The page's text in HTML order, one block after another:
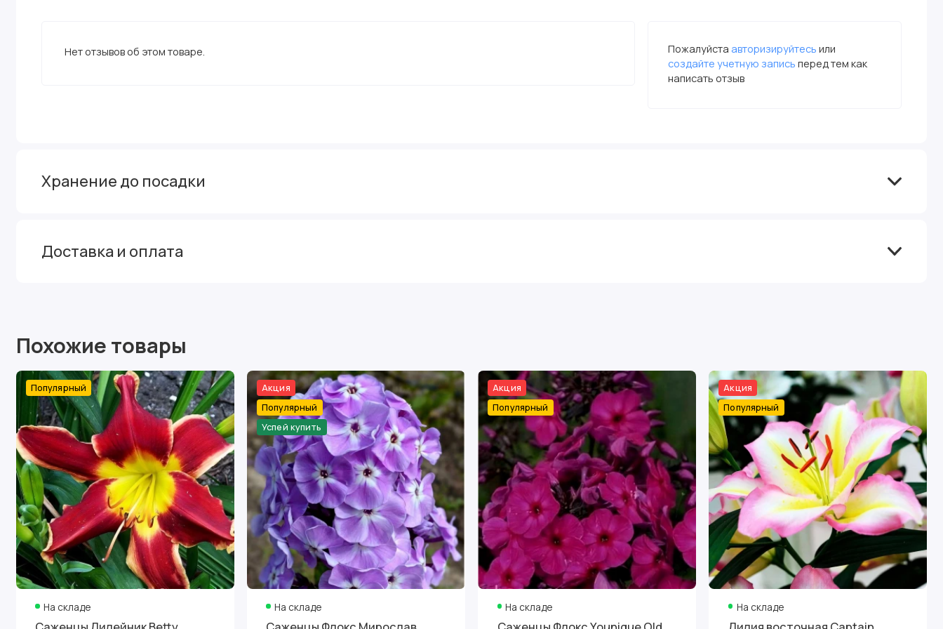
Нет отзывов об этом товаре. Пожалуйста авторизируйтесь или
создайте учетную запись перед тем как
написать отзыв
Хранение до посадки
Доставка и оплата
Похожие товары
Популярный
На складе
Акция
Популярный
Успей купить
На складе
Акция
Популярный
На складе
Акция
Популярный
На складе